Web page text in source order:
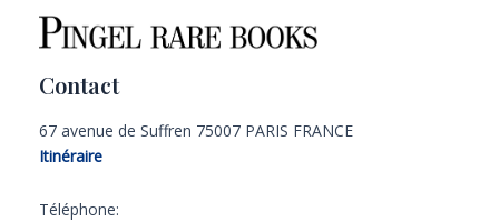
Contact
67 avenue de Suffren 75007 PARIS FRANCE
Itinéraire
Téléphone: